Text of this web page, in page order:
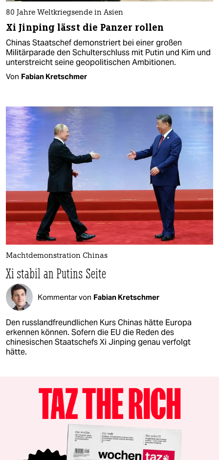
80 Jahre Weltkriegsende in Asien
Xi Jinping lässt die Panzer rollen
Chinas Staatschef demonstriert bei einer großen
Militärparade den Schulterschluss mit Putin und Kim und
unterstreicht seine geopolitischen Ambitionen.
Von Fabian Kretschmer
Machtdemonstration Chinas
Xi stabil an Putins Seite
Kommentar von Fabian Kretschmer
Den russlandfreundlichen Kurs Chinas hätte Europa
erkennen können. Sofern die EU die Reden des
chinesischen Staatschefs Xi Jinping genau verfolgt
hätte.